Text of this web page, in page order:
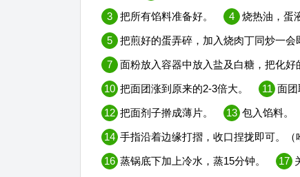
3 把所有馅料准备好。 4 烧热油，蛋
5 把煎好的蛋弄碎，加入烧肉丁同炒一会
7 面粉放入容器中放入盐及白糖，把化好
10 把面团涨到原来的2-3倍大。 11 面团
12 把面剂子擀成薄片。 13 包入馅料。
14 手指沿着边缘打摺，收口捏拢即可。（
16 蒸锅底下加上冷水，蒸15分钟。 17